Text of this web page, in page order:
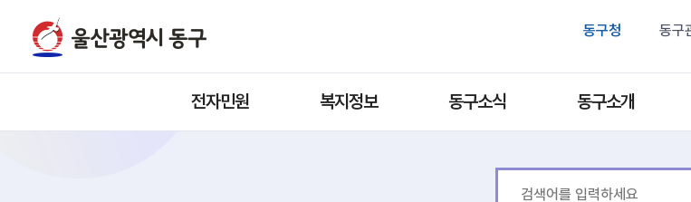
동구청 동구
전자민원 복지정보 동구소식 동구소개